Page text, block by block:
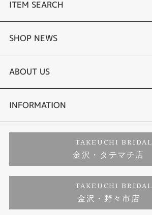
ITEM SEARCH
婚約指輪
結婚指輪
セットリング
婚約ネックレス
ダイヤモンド
ジュエリーリフォーム
SHOP NEWS
選ばれる理由まとめ
お客様の声
プロポーズサポート
ブランドリスト
福井指輪工房｜手作りペアリング
ABOUT US
会社概要
お客様の声
INFORMATION
プライバシーポリシー
TAKEUCHI BRIDAL
金沢・タテマチ店
TAKEUCHI BRIDAL
金沢・野々市店